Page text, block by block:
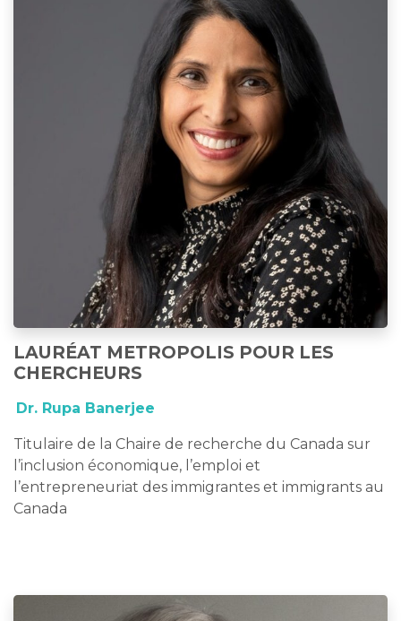
LAURÉAT METROPOLIS POUR LES
CHERCHEURS
Dr. Rupa Banerjee
Titulaire de la Chaire de recherche du Canada sur
l’inclusion économique, l’emploi et
l’entrepreneuriat des immigrantes et immigrants au
Canada